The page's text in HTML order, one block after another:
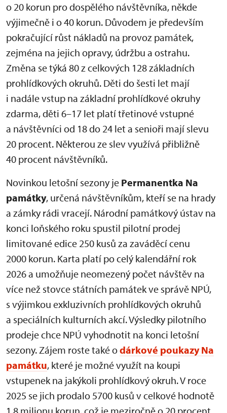
o 20 korun pro dospělého návštěvníka, někde
výjimečně i o 40 korun. Důvodem je především
pokračující růst nákladů na provoz památek,
zejména na jejich opravy, údržbu a ostrahu.
Změna se týká 80 z celkových 128 základních
prohlídkových okruhů. Děti do šesti let mají
i nadále vstup na základní prohlídkové okruhy
zdarma, děti 6–17 let platí třetinové vstupné
a návštěvníci od 18 do 24 let a senioři mají slevu
20 procent. Některou ze slev využívá přibližně
40 procent návštěvníků.
Novinkou letošní sezony je Permanentka Na
památky, určená návštěvníkům, kteří se na hrady
a zámky rádi vracejí. Národní památkový ústav na
konci loňského roku spustil pilotní prodej
limitované edice 250 kusů za zaváděcí cenu
2000 korun. Karta platí po celý kalendářní rok
2026 a umožňuje neomezený počet návštěv na
více než stovce státních památek ve správě NPÚ,
s výjimkou exkluzivních prohlídkových okruhů
a speciálních kulturních akcí. Výsledky pilotního
prodeje chce NPÚ vyhodnotit na konci letošní
sezony. Zájem roste také odárkové poukazy Na
památku, které je možné využít na koupi
vstupenek na jakýkoli prohlídkový okruh. V roce
2025 se jich prodalo 5700 kusů v celkové hodnotě